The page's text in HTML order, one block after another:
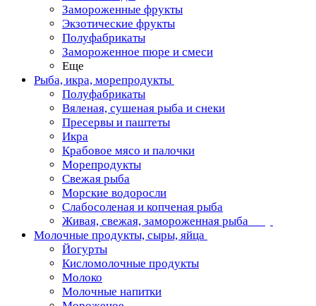
Замороженные фрукты
Экзотические фрукты
Полуфабрикаты
Замороженное пюре и смеси
Еще
Рыба, икра, морепродукты
Полуфабрикаты
Вяленая, сушеная рыба и снеки
Пресервы и паштеты
Икра
Крабовое мясо и палочки
Морепродукты
Свежая рыба
Морские водоросли
Слабосоленая и копченая рыба
Живая, свежая, замороженная рыба
Молочные продукты, сыры, яйца
Йогурты
Кисломолочные продукты
Молоко
Молочные напитки